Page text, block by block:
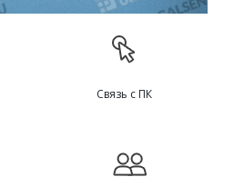
Связь с ПК